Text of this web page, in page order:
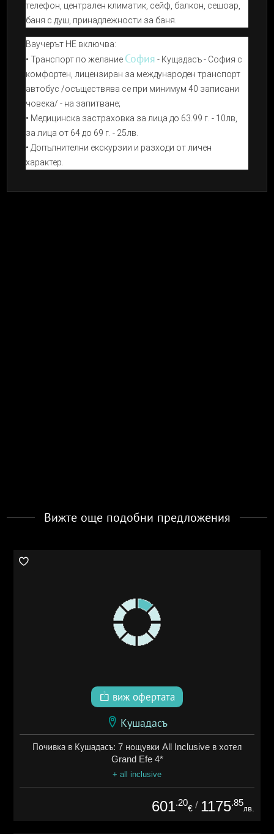
телефон, централен климатик, сейф, балкон, сешоар,
баня с душ, принадлежности за баня.
Ваучерът НЕ включва:
• Транспорт по желание София - Кущадасъ - София с
комфортен, лицензиран за международен транспорт
автобус /осъществява се при минимум 40 записани
човека/ - на запитване;
• Медицинска застраховка за лица до 63.99 г. - 10лв,
за лица от 64 до 69 г. - 25лв.
• Допълнителни екскурзии и разходи от личен
характер.
Вижте още подобни предложения
виж офертата
Кушадасъ
Почивка в Кушадасъ: 7 нощувки All Inclusive в хотел
Grand Efe 4*
+ all inclusive
601.20
€ / 1175.85
лв.